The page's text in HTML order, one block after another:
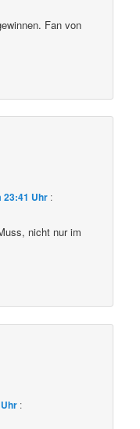
Fan von
23:41 Uhr :
nicht nur im
: